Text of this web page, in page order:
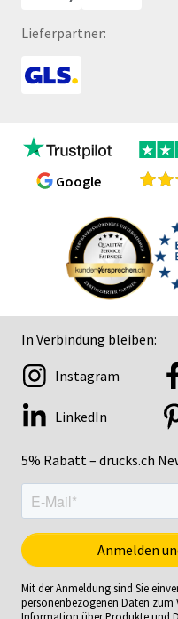
Lieferpartner:
Google
In Verbindung bleiben:
5% Rabatt – drucks.ch
Instagram
LinkedIn
Mit der Anmeldung sind Sie
personenbezogenen Daten zum